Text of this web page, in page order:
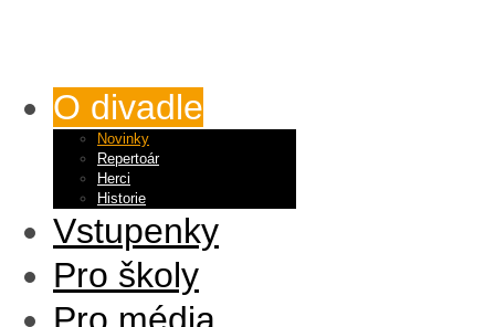
O divadle
Novinky
Repertoár
Herci
Historie
Vstupenky
Pro školy